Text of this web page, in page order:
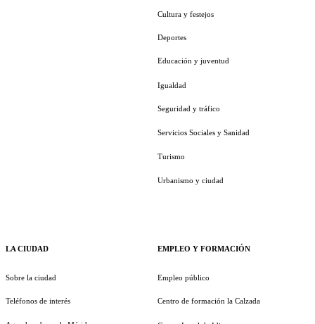
LA CIUDAD
Sobre la ciudad
Teléfonos de interés
Cultura y festejos
Deportes
Educación y juventud
Igualdad
Seguridad y tráfico
Servicios Sociales y Sanidad
Turismo
Urbanismo y ciudad
EMPLEO Y FORMACIÓN
Empleo público
Centro de formación la Calzada